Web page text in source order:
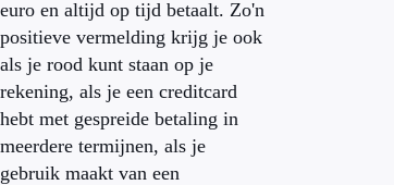
euro en altijd op tijd betaalt. Zo'n
positieve vermelding krijg je ook
als je rood kunt staan op je
rekening, als je een creditcard
hebt met gespreide betaling in
meerdere termijnen, als je
gebruik maakt van een